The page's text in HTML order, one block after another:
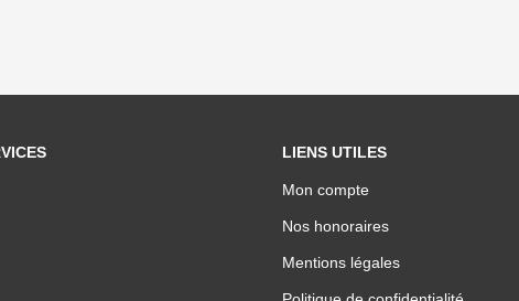
LIENS UTILES
Mon compte
Nos honoraires
Mentions légales